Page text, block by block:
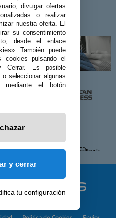
divulgar ofertas
o realizar
nuestra oferta. El
su consentimiento
desde el enlace
También puede
cookies pulsando el
Cerrar. Es posible
seleccionar algunas
el botón
y cerrar
tu configuración